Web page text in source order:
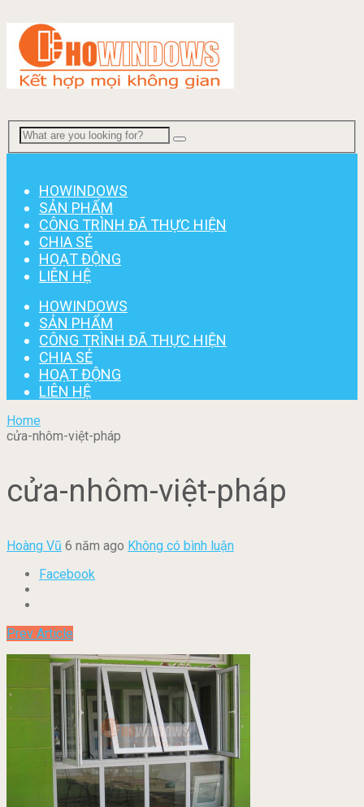
HOWINDOWS
SẢN PHẨM
CÔNG TRÌNH ĐÃ THỰC HIỆN
CHIA SẺ
HOẠT ĐỘNG
LIÊN HỆ
HOWINDOWS
SẢN PHẨM
CÔNG TRÌNH ĐÃ THỰC HIỆN
CHIA SẺ
HOẠT ĐỘNG
LIÊN HỆ
Home
cửa-nhôm-việt-pháp
cửa-nhôm-việt-pháp
Hoàng Vũ 6 năm ago Không có bình luận
Facebook
Prev Article